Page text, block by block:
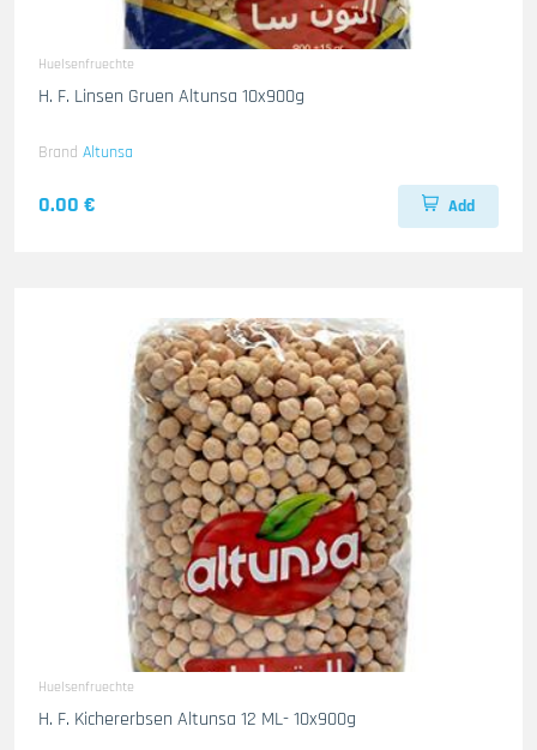
Huelsenfruechte
H. F. Linsen Gruen Altunsa 10x900g
Brand Altunsa
0.00 € Add
Huelsenfruechte
H. F. Kichererbsen Altunsa 12 ML- 10x900g